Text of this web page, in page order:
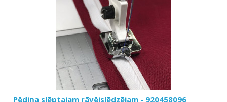
Pēdiņa slēptajam rāvējslēdzējam - 920458096